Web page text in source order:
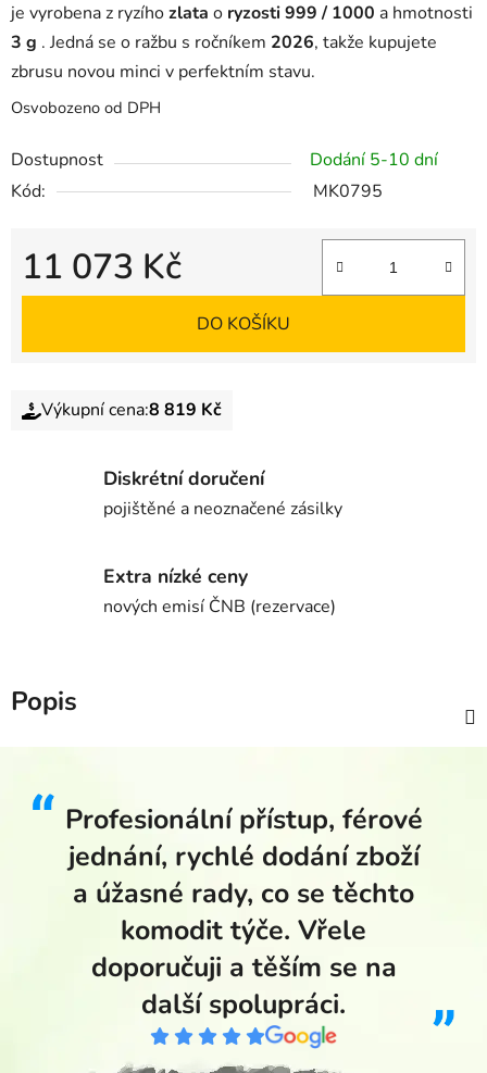
je vyrobena z ryzíhozlata o ryzosti 999 / 1000 a hmotnosti
3 g . Jedná se o ražbu s ročníkem 2026, takže kupujete
zbrusu novou minci v perfektním stavu.
Osvobozeno od DPH
Dostupnost
Dodání 5-10 dní
Kód:
MK0795
11 073 Kč
DO KOŠÍKU
Výkupní cena:8 819 Kč
Diskrétní doručení
pojištěné a neoznačené zásilky
Extra nízké ceny
nových emisí ČNB (rezervace)
Popis
Profesionální přístup, férové
jednání, rychlé dodání zboží
a úžasné rady, co se těchto
komodit týče. Vřele
doporučuji a těším se na
další spolupráci.